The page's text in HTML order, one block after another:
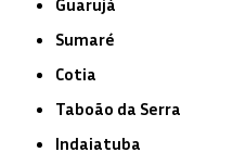
Sumaré
Cotia
Taboão da Serra
Indaiatuba